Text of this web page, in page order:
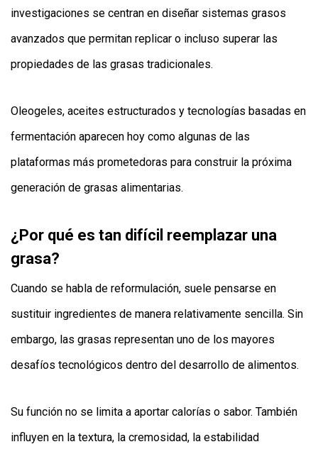
investigaciones se centran en diseñar sistemas grasos
avanzados que permitan replicar o incluso superar las
propiedades de las grasas tradicionales.
Oleogeles, aceites estructurados y tecnologías basadas en
fermentación aparecen hoy como algunas de las
plataformas más prometedoras para construir la próxima
generación de grasas alimentarias.
¿Por qué es tan difícil reemplazar una
grasa?
Cuando se habla de reformulación, suele pensarse en
sustituir ingredientes de manera relativamente sencilla. Sin
embargo, las grasas representan uno de los mayores
desafíos tecnológicos dentro del desarrollo de alimentos.
Su función no se limita a aportar calorías o sabor. También
influyen en la textura, la cremosidad, la estabilidad